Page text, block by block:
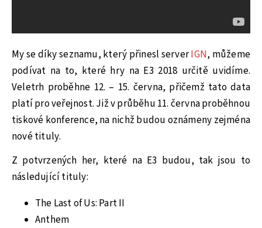
My se díky seznamu, který přinesl serverIGN, můžeme
podívat na to, které hry na E3 2018 určitě uvidíme.
Veletrh proběhne 12. – 15. června, přičemž tato data
platí pro veřejnost. Již v průběhu 11. června proběhnou
tiskové konference, na nichž budou oznámeny zejména
nové tituly.
Z potvrzených her, které na E3 budou, tak jsou to
následující tituly:
The Last of Us: Part II
Anthem